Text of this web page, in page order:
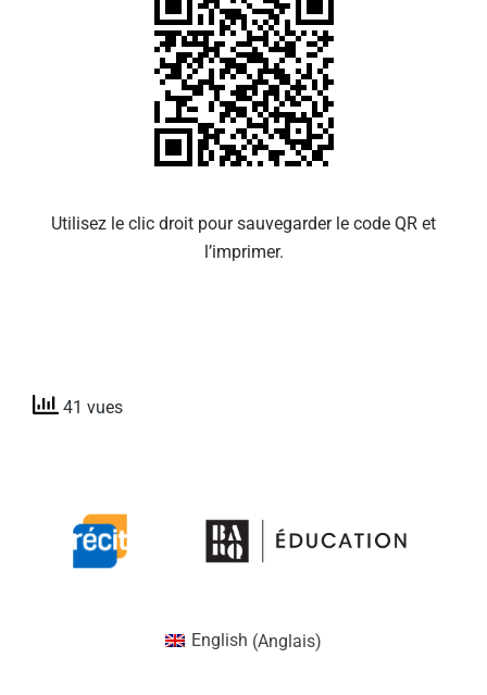
Utilisez le clic droit pour sauvegarder le code QR et
l’imprimer.
41 vues
English (Anglais)